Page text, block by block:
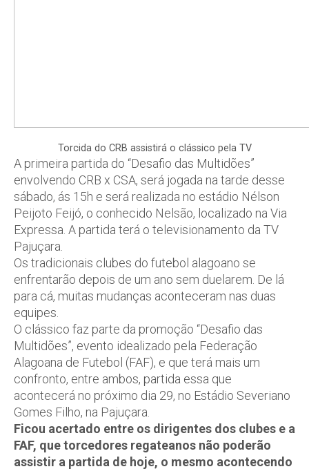
Torcida do CRB assistirá o clássico pela TV
A primeira partida do “Desafio das Multidões”
envolvendo CRB x CSA, será jogada na tarde desse
sábado, ás 15h e será realizada no estádio Nélson
Peijoto Feijó, o conhecido Nelsão, localizado na Via
Expressa. A partida terá o televisionamento da TV
Pajuçara.
Os tradicionais clubes do futebol alagoano se
enfrentarão depois de um ano sem duelarem. De lá
para cá, muitas mudanças aconteceram nas duas
equipes.
O clássico faz parte da promoção “Desafio das
Multidões”, evento idealizado pela Federação
Alagoana de Futebol (FAF), e que terá mais um
confronto, entre ambos, partida essa que
acontecerá no próximo dia 29, no Estádio Severiano
Gomes Filho, na Pajuçara.
Ficou acertado entre os dirigentes dos clubes e a
FAF, que torcedores regateanos não poderão
assistir a partida de hoje, o mesmo acontecendo